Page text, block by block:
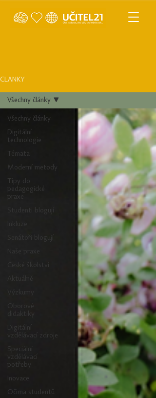
ČLÁNKY
Všechny články
Digitální
technologie
Témata
Moderní metody
Tipy do
pedagogické
praxe
Studenti blogují
Senátoři blogují
Oborové
didaktiky
Digitální
vzdělávací zdroje
Speciální
vzdělávací
potřeby
Inovace
Očima studentů
Všechny články